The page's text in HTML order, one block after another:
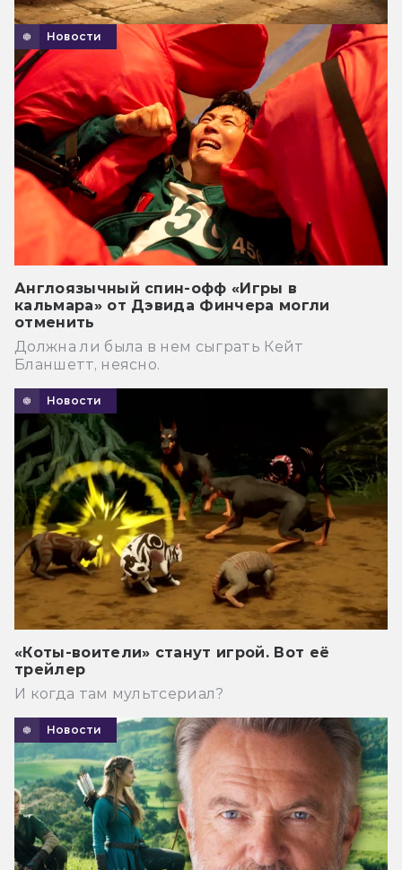
Новости
Англоязычный спин-офф «Игры в
кальмара» от Дэвида Финчера могли
отменить
Должна ли была в нем сыграть Кейт
Бланшетт, неясно.
Новости
«Коты-воители» станут игрой. Вот её
трейлер
И когда там мультсериал?
Новости